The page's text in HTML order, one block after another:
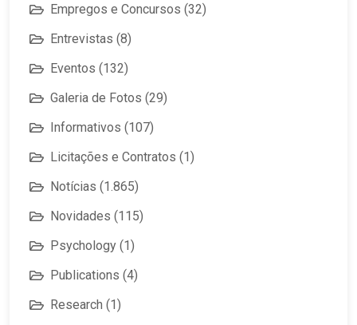
Empregos e Concursos (32)
Entrevistas (8)
Eventos (132)
Galeria de Fotos (29)
Informativos (107)
Licitações e Contratos (1)
Notícias (1.865)
Novidades (115)
Psychology (1)
Publications (4)
Research (1)